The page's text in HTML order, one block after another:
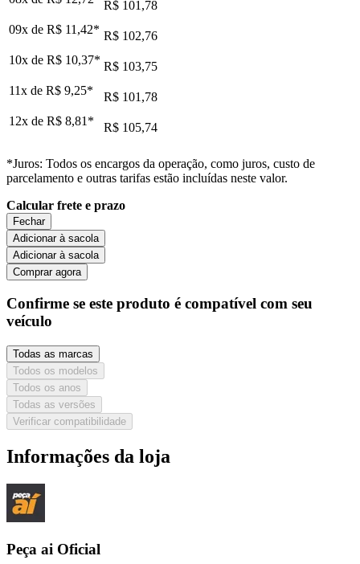
R$ 101,78
09x de R$ 11,42* R$ 102,76
10x de R$ 10,37* R$ 103,75
11x de R$ 9,25*
R$ 101,78
12x de R$ 8,81 * R$ 105,74
*Juros: Todos os encargos da operação, como juros, custo de
parcelamento e outras tarifas estão incluídas neste valor.
Calcular frete e prazo
Fechar
Adicionar à sacola
Adicionar à sacola
Comprar agora
Confirme se este produto é compatível com seu
veículo
Todas as marcas
Todos os modelos
Todos os anos
Todas as versões
Verificar compatibilidade
Informações da loja
Peça ai Oficial